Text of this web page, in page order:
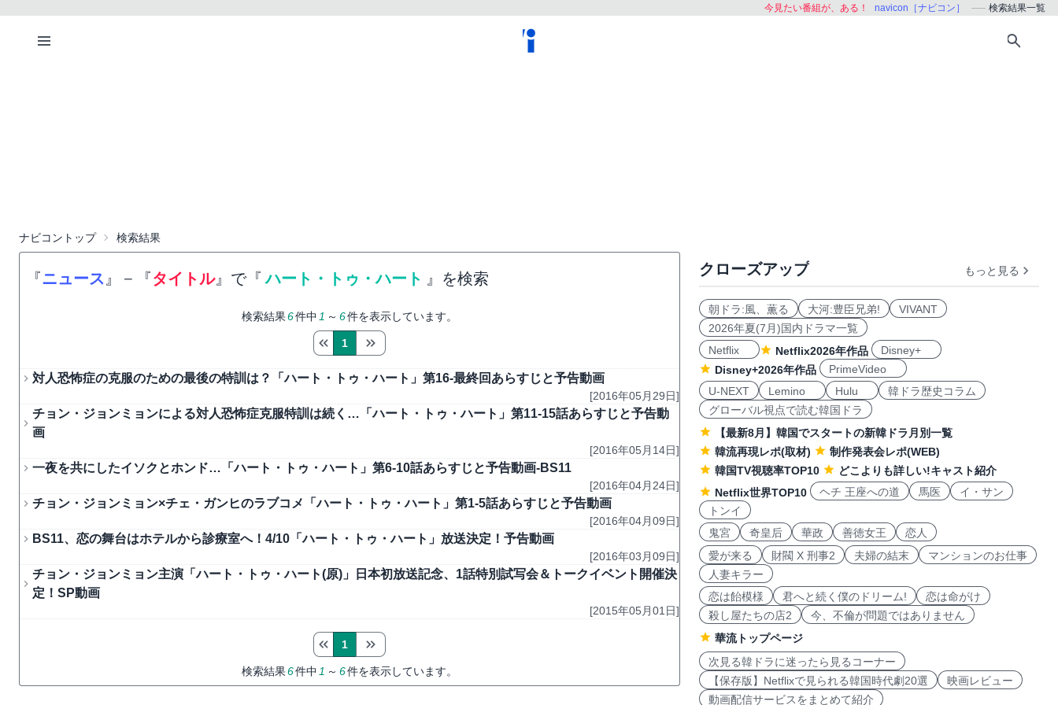
今見たい番組が、ある！ navicon［ナビコン］ 検索結果一覧
ナビコントップ 検索結果
『ニュース 』 − 『タイトル』で『 ハート・トゥ・ハート 』を検索
検索結果6件中 1 ～ 6件を表示しています。
1
対人恐怖症の克服のための最後の特訓は？「ハート・トゥ・ハート」第16-最終回あらすじと予告動画
[2016年05月29日]
チョン・ジョンミョンによる対人恐怖症克服特訓は続く…「ハート・トゥ・ハート」第11-15話あらすじと予告動
画
[2016年05月14日]
一夜を共にしたイソクとホンド…「ハート・トゥ・ハート」第6-10話あらすじと予告動画-BS11
[2016年04月24日]
チョン・ジョンミョン×チェ・ガンヒのラブコメ「ハート・トゥ・ハート」第1-5話あらすじと予告動画
[2016年04月09日]
BS11、恋の舞台はホテルから診療室へ！4/10「ハート・トゥ・ハート」放送決定！予告動画
[2016年03月09日]
チョン・ジョンミョン主演「ハート・トゥ・ハート(原)」日本初放送記念、1話特別試写会＆トークイベント開催決
定！SP動画
[2015年05月01日]
検索結果6件中 1 ～ 6件を表示しています。
1
クローズアップ もっと見る
朝ドラ:風、薫る 大河:豊臣兄弟!
VIVANT
2026年夏(7月)国内ドラマ一覧
Netflix
Netflix2026年作品
Disney+
Disney+2026年作品
PrimeVideo
U-NEXT
Lemino Hulu
韓ドラ歴史コラム
グローバル視点で読む韓国ドラ
【最新8月】韓国でスタートの新韓ドラ月別一覧
韓流再現レポ(取材)
制作発表会レポ(WEB)
韓国TV視聴率TOP10
どこよりも詳しい!キャスト紹介
Netflix世界TOP10
ヘチ 王座への道 馬医
イ・サン
トンイ
鬼宮
奇皇后 華政 善徳女王
恋人
愛が来る
財閥 X 刑事2 夫婦の結末
マンションのお仕事
人妻キラー
恋は飴模様
君へと続く僕のドリーム!
恋は命がけ
殺し屋たちの店2
今、不倫が問題ではありません
華流トップページ
次見る韓ドラに迷ったら見るコーナー
【保存版】Netflixで見られる韓国時代劇20選
映画レビュー
動画配信サービスをまとめて紹介